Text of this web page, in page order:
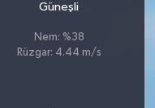
Güneşli
Nem: %38
Rüzgar: 4.44 m/s